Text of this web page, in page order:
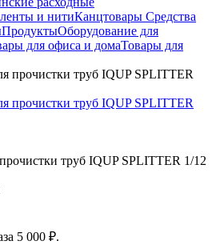
и нитиКанцтовары Средства
ПродуктыОборудование для
для офиса и домаТовары для
прочистки труб IQUP SPLITTER
труб IQUP SPLITTER 1/12
5 000 ₽.